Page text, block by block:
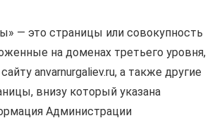
— это страницы или совокупность
на доменах третьего уровня,
anvarnurgaliev.ru, а также другие
внизу который указана
Администрации